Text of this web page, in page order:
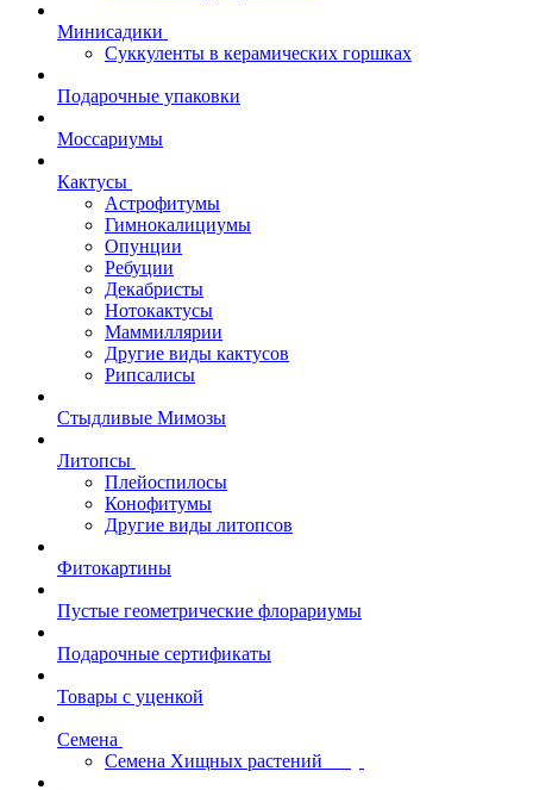
Минисадики
Суккуленты в керамических горшках
Подарочные упаковки
Моссариумы
Кактусы
Астрофитумы
Гимнокалициумы
Опунции
Ребуции
Декабристы
Нотокактусы
Маммиллярии
Другие виды кактусов
Рипсалисы
Стыдливые Мимозы
Литопсы
Плейоспилосы
Конофитумы
Другие виды литопсов
Фитокартины
Пустые геометрические флорариумы
Подарочные сертификаты
Товары с уценкой
Семена
Семена Хищных растений